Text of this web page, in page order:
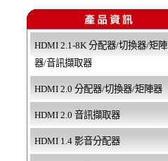
HDMI 2.1-8K 分配器/切換器/矩陣
器/音訊擷取器
HDMI 2.0 分配器/切換器/矩陣器
HDMI 2.0 音訊擷取器
HDMI 1.4 影音分配器